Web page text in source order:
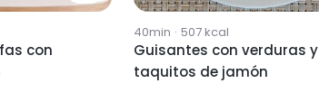
con
40min · 507kcal
Guisantes con verduras y
taquitos de jamón